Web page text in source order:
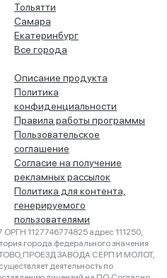
Тольятти
Самара
Екатеринбург
Все города
Описание продукта
Политика
конфиденциальности
Правила работы программы
Пользовательское
соглашение
Согласие на получение
рекламных рассылок
Политика для контента,
генерируемого
пользователями
1127746774825 адрес 111250,
города федерального значения
ПРОЕЗД ЗАВОДА СЕРП И МОЛОТ,
деятельность по